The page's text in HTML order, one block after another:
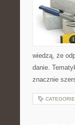
wiedzą, że
danie.
znacznie